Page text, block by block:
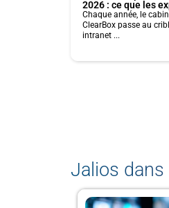
2026 : ce que les
Chaque année, le
ClearBox passe au
intranet ...
Jalios dans